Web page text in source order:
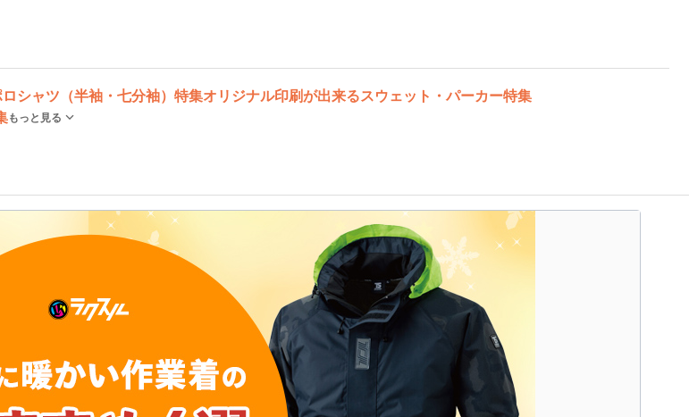
シャツ（半袖・七分袖）特集オリジナル印刷が出来るスウェット・パーカー特集
もっと見る